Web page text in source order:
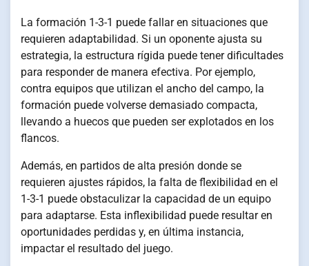
La formación 1-3-1 puede fallar en situaciones que
requieren adaptabilidad. Si un oponente ajusta su
estrategia, la estructura rígida puede tener dificultades
para responder de manera efectiva. Por ejemplo,
contra equipos que utilizan el ancho del campo, la
formación puede volverse demasiado compacta,
llevando a huecos que pueden ser explotados en los
flancos.
Además, en partidos de alta presión donde se
requieren ajustes rápidos, la falta de flexibilidad en el
1-3-1 puede obstaculizar la capacidad de un equipo
para adaptarse. Esta inflexibilidad puede resultar en
oportunidades perdidas y, en última instancia,
impactar el resultado del juego.